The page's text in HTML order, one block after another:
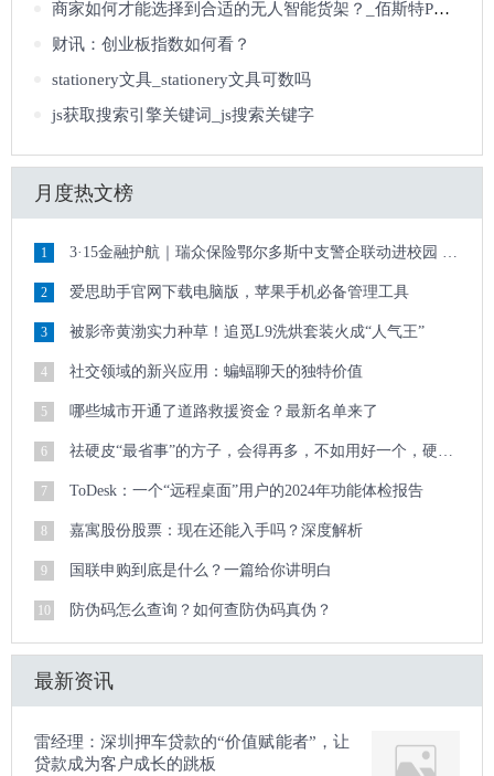
商家如何才能选择到合适的无人智能货架？_佰斯特POUSTO
财讯：创业板指数如何看？
stationery文具_stationery文具可数吗
js获取搜索引擎关键词_js搜索关键字
月度热文榜
1 3·15金融护航｜瑞众保险鄂尔多斯中支警企联动进校园 清朗金融护青春
2 爱思助手官网下载电脑版，苹果手机必备管理工具
3 被影帝黄渤实力种草！追觅L9洗烘套装火成“人气王”
4 社交领域的新兴应用：蝙蝠聊天的独特价值
5 哪些城市开通了道路救援资金？最新名单来了
6 祛硬皮“最省事”的方子，会得再多，不如用好一个，硬皮顽疾迎刃而解
7 ToDesk：一个“远程桌面”用户的2024年功能体检报告
8 嘉寓股份股票：现在还能入手吗？深度解析
9 国联申购到底是什么？一篇给你讲明白
10 防伪码怎么查询？如何查防伪码真伪？
最新资讯
雷经理：深圳押车贷款的“价值赋能者”，让
贷款成为客户成长的跳板